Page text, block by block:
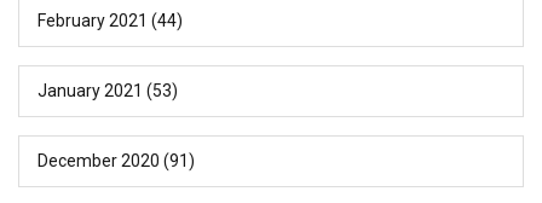
February 2021 (44)
January 2021 (53)
December 2020 (91)